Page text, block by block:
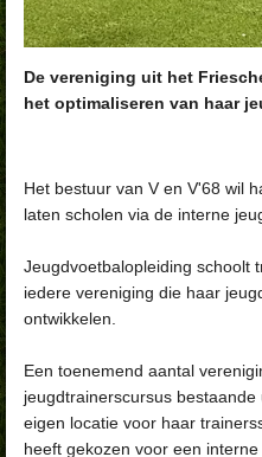
De vereniging uit het
het optimaliseren van haar
Het bestuur van V en V'68 wil
laten scholen via de interne
Jeugdvoetbalopleiding schoolt
iedere vereniging die haar
ontwikkelen.
Een toenemend aantal
jeugdtrainerscursus
eigen locatie voor haar
heeft gekozen voor een